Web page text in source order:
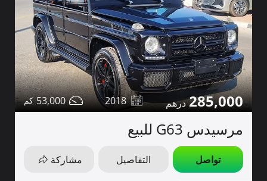
285,000
2018
53,000
مرسيدس G63 للبيع
تواصل التفاصيل مشاركة